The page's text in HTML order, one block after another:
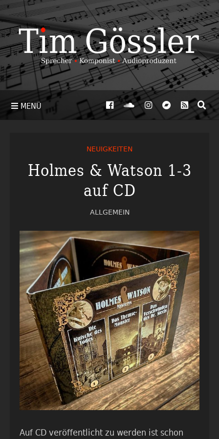
MENÜ
NEUIGKEITEN
Holmes & Watson 1-3
auf CD
ALLGEMEIN
Auf CD veröffentlicht zu werden ist schon